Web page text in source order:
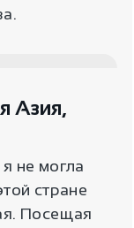
Азия,
не могла
стране
Посещая